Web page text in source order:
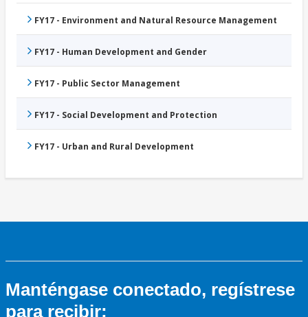
FY17 - Environment and Natural Resource Management
FY17 - Human Development and Gender
FY17 - Public Sector Management
FY17 - Social Development and Protection
FY17 - Urban and Rural Development
Manténgase conectado, regístrese
para recibir: